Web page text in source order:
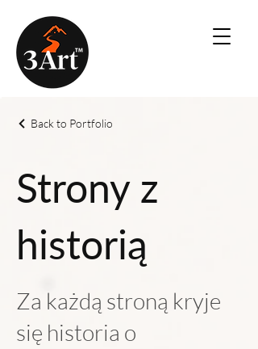
Back to Portfolio
Strony z
historią
Za każdą stroną kryje
się historia o